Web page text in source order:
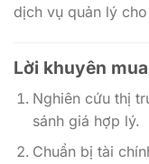
dịch vụ quản lý
Lời khuyên
Nghiên cứu thị
sánh giá hợp lý.
Chuẩn bị tài